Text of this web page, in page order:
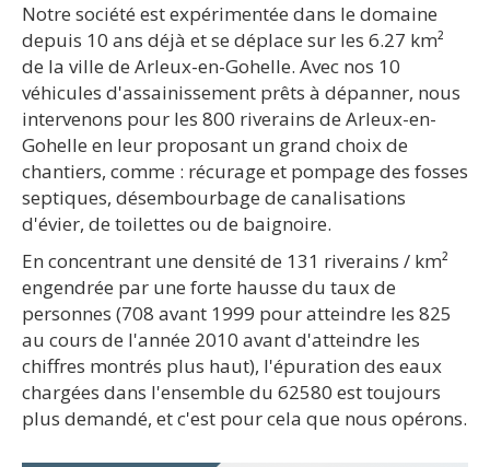
Notre société est expérimentée dans le domaine
depuis 10 ans déjà et se déplace sur les 6.27 km²
de la ville de Arleux-en-Gohelle. Avec nos 10
véhicules d'assainissement prêts à dépanner, nous
intervenons pour les 800 riverains de Arleux-en-
Gohelle en leur proposant un grand choix de
chantiers, comme : récurage et pompage des fosses
septiques, désembourbage de canalisations
d'évier, de toilettes ou de baignoire.
En concentrant une densité de 131 riverains / km²
engendrée par une forte hausse du taux de
personnes (708 avant 1999 pour atteindre les 825
au cours de l'année 2010 avant d'atteindre les
chiffres montrés plus haut), l'épuration des eaux
chargées dans l'ensemble du 62580 est toujours
plus demandé, et c'est pour cela que nous opérons.